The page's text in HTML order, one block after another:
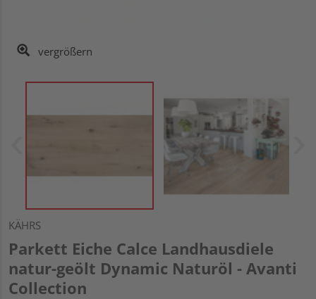
vergrößern
KÄHRS
Parkett Eiche Calce Landhausdiele
natur-geölt Dynamic Naturöl - Avanti
Collection